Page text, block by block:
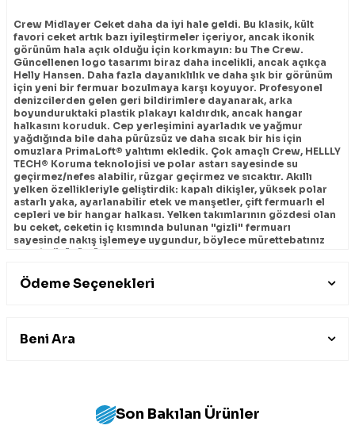
Crew Midlayer Ceket daha da iyi hale geldi. Bu klasik, kült
favori ceket artık bazı iyileştirmeler içeriyor, ancak ikonik
görünüm hala açık olduğu için korkmayın: bu The Crew.
Güncellenen logo tasarımı biraz daha incelikli, ancak açıkça
Helly Hansen. Daha fazla dayanıklılık ve daha şık bir görünüm
için yeni bir fermuar bozulmaya karşı koyuyor. Profesyonel
denizcilerden gelen geri bildirimlere dayanarak, arka
boyunduruktaki plastik plakayı kaldırdık, ancak hangar
halkasını koruduk. Cep yerleşimini ayarladık ve yağmur
yağdığında bile daha pürüzsüz ve daha sıcak bir his için
omuzlara PrimaLoft® yalıtımı ekledik. Çok amaçlı Crew, HELLLY
TECH® Koruma teknolojisi ve polar astarı sayesinde su
geçirmez/nefes alabilir, rüzgar geçirmez ve sıcaktır. Akıllı
yelken özellikleriyle geliştirdik: kapalı dikişler, yüksek polar
astarlı yaka, ayarlanabilir etek ve manşetler, çift fermuarlı el
cepleri ve bir hangar halkası. Yelken takımlarının gözdesi olan
bu ceket, ceketin iç kısmında bulunan "gizli" fermuarı
sayesinde nakış işlemeye uygundur, böylece mürettebatınız
kendi görünümüne kavuşur.
Detaylar
Dönüştürülmüş) - Astar 2: %100 Polyester
kullanmayın. Giysiyi su itici özelliğini yeniden etkinleştirmek
için kurutma makinesinde kurutun. Koyu renkleri ayrı yıkayın.
Ödeme Seçenekleri
Beni Ara
Son Bakılan Ürünler